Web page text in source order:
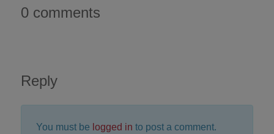
0 comments
Reply
You must be logged in to post a comment.